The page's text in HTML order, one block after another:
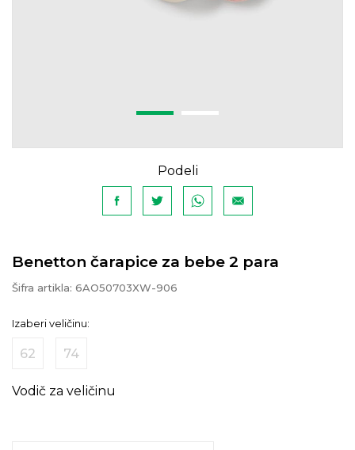
Podeli
Benetton čarapice za bebe 2 para
Šifra artikla: 6AO50703XW-906
Izaberi veličinu:
62 74
Vodič za veličinu